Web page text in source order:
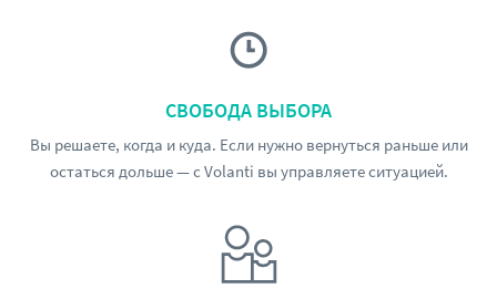
СВОБОДА ВЫБОРА
Вы решаете, когда и куда. Если нужно вернуться раньше или
остаться дольше — с Volanti вы управляете ситуацией.